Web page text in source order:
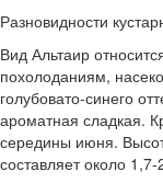
Разновидности
Вид Альтаир
похолоданиям,
голубовато-синего
ароматная сладкая.
середины июня.
составляет около 1,7-